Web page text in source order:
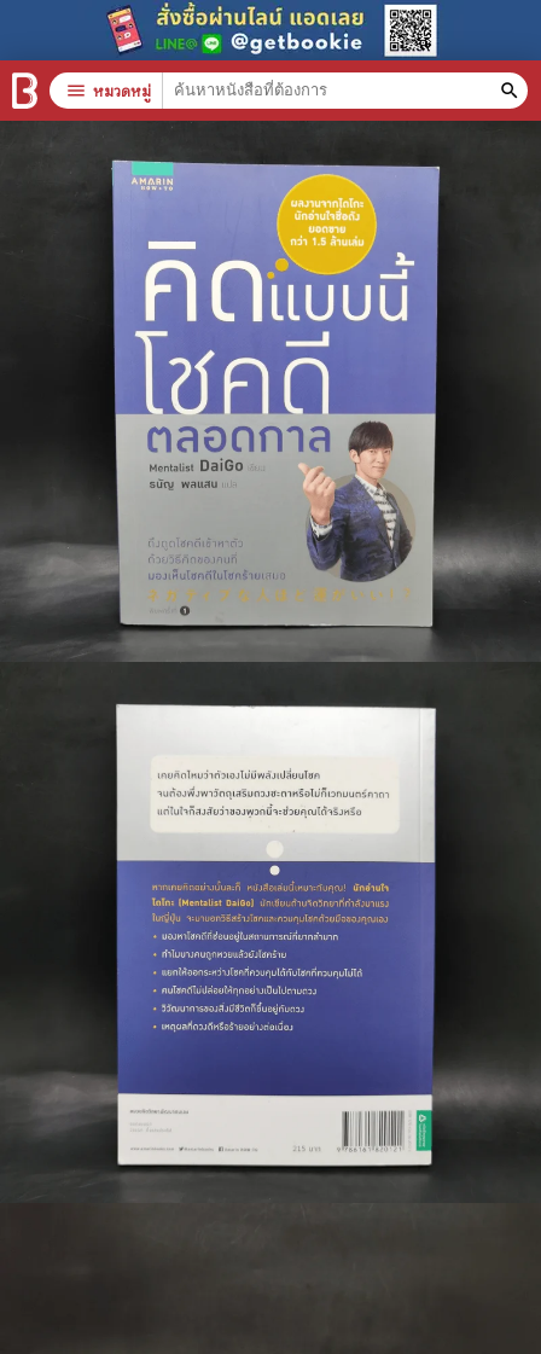
menu หมวดหมู่ search
หมวดหมู่สินค้า
สินค้าใช้เฉพาะแต้มเท่านั้น
📚 หนังสือทั่วไป
🦄 วรรณกรรม นิยาย เรื่องสั้น
🎓 การศึกษา
😼 หนังสือการ์ตูน
🐲 หนังสือเด็ก
📕 นิตยสาร
🌎 International Books
📅 สินค้าอื่นๆ